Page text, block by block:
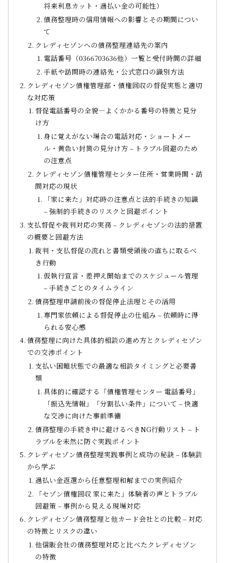
将来利息カット・過払い金の可能性）
債務整理時の信用情報への影響とその期間につい
て
クレディセゾンへの債務整理連絡先の案内
電話番号（0366703636他）一覧と受付時間の詳細
手紙や訪問時の連絡先・公式窓口の識別方法
クレディセゾン債権管理部・債権回収の督促実態と適切
な対応策
督促電話番号の全貌—よくかかる番号の特徴と見分
け方
身に覚えがない場合の電話対応・ショートメー
ル・黄色い封筒の見分け方 – トラブル回避のため
の注意点
クレディセゾン債権管理センター住所・営業時間・訪
問対応の現状
「家に来た」対応時の注意点と法的手続きの知識
– 強制的手続きのリスクと回避ポイント
支払督促や裁判対応の実務 – クレディセゾンの法的措置
の概要と回避方法
裁判・支払督促の流れと書類受領後の直ちに取るべ
き行動
仮執行宣言・差押え開始までのスケジュール管理
– 手続きごとのタイムライン
債務整理申請前後の督促停止法理とその活用
専門家依頼による督促停止の仕組み – 依頼時に得
られる安心感
債務整理に向けた具体的相談の進め方とクレディセゾン
での交渉ポイント
支払い困難状態での最適な相談タイミングと必要書
類
具体的に確認する「債権管理センター 電話番号」
「振込先情報」「分割払い条件」について – 快適
な交渉に向けた事前準備
債務整理の手続き中に避けるべきNG行動リスト – ト
ラブルを未然に防ぐ実践ポイント
クレディセゾン債務整理実践事例と成功の秘訣 – 体験談
から学ぶ
過払い金返還から任意整理和解までの実例紹介
「セゾン債権回収 家に来た」体験者の声とトラブル
回避策 – 事例から見える現場対応
クレディセゾン債務整理と他カード会社との比較 – 対応
の特徴とリスクの違い
他信販会社の債務整理対応と比べたクレディセゾン
の特徴